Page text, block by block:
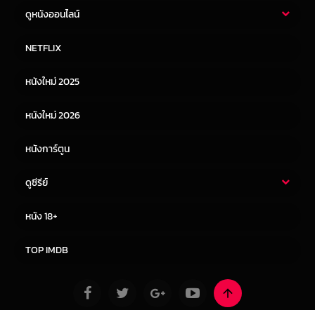
ดูหนังออนไลน์
หนังจีน
NETFLIX
หนังใหม่ 2025
หนังใหม่ 2026
หนังการ์ตูน
ดูซีรีย์
หนัง 18+
TOP IMDB